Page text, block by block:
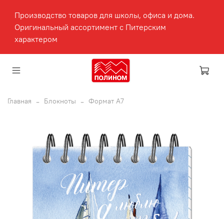
Производство товаров для школы, офиса и дома.
Оригинальный ассортимент с Питерским
характером
Главная Блокноты Формат А7